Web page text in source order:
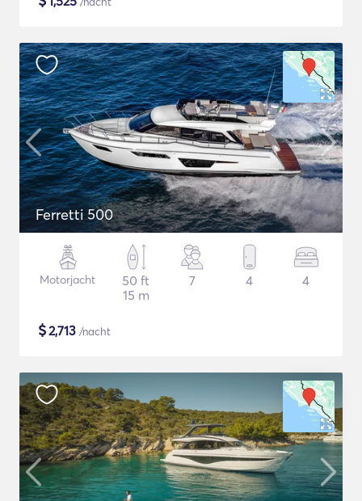
Ferretti 500
Motorjacht
50 ft
15 m
7 4 4
$2,713 /nacht